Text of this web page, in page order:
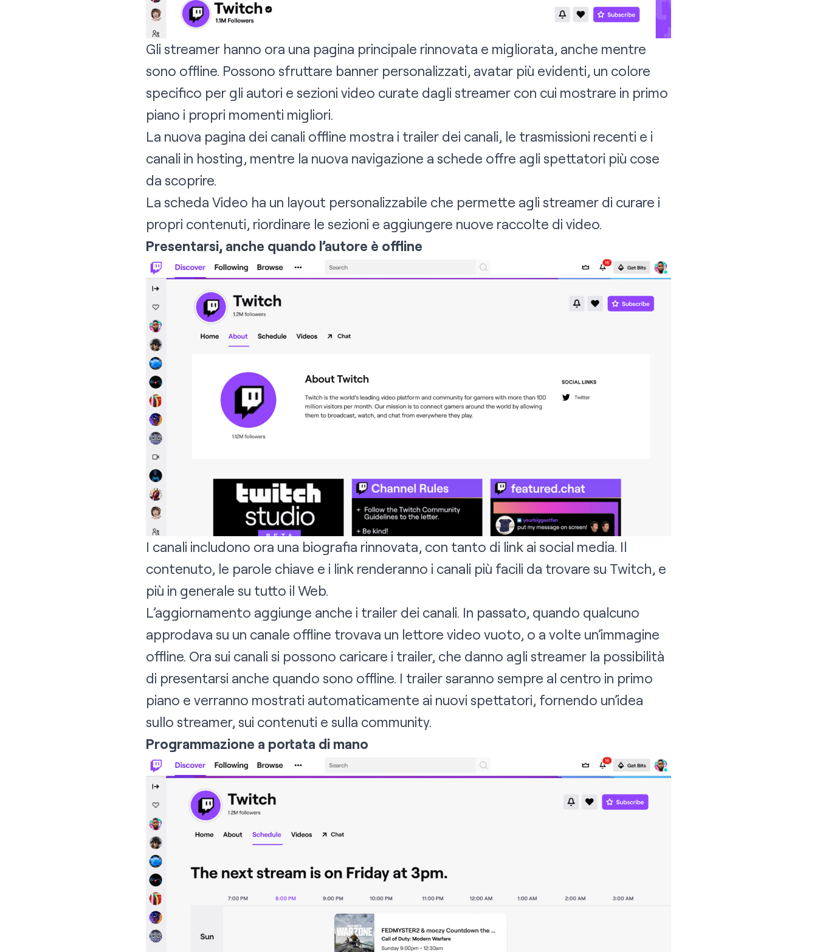
Gli streamer hanno ora una pagina principale rinnovata e migliorata, anche mentre
sono offline. Possono sfruttare banner personalizzati, avatar più evidenti, un colore
specifico per gli autori e sezioni video curate dagli streamer con cui mostrare in primo
piano i propri momenti migliori.
La nuova pagina dei canali offline mostra i trailer dei canali, le trasmissioni recenti e i
canali in hosting, mentre la nuova navigazione a schede offre agli spettatori più cose
da scoprire.
La scheda Video ha un layout personalizzabile che permette agli streamer di curare i
propri contenuti, riordinare le sezioni e aggiungere nuove raccolte di video.
Presentarsi, anche quando l’autore è offline
I canali includono ora una biografia rinnovata, con tanto di link ai social media. Il
contenuto, le parole chiave e i link renderanno i canali più facili da trovare su Twitch, e
più in generale su tutto il Web.
L’aggiornamento aggiunge anche i trailer dei canali. In passato, quando qualcuno
approdava su un canale offline trovava un lettore video vuoto, o a volte un’immagine
offline. Ora sui canali si possono caricare i trailer, che danno agli streamer la possibilità
di presentarsi anche quando sono offline. I trailer saranno sempre al centro in primo
piano e verranno mostrati automaticamente ai nuovi spettatori, fornendo un’idea
sullo streamer, sui contenuti e sulla community.
Programmazione a portata di mano